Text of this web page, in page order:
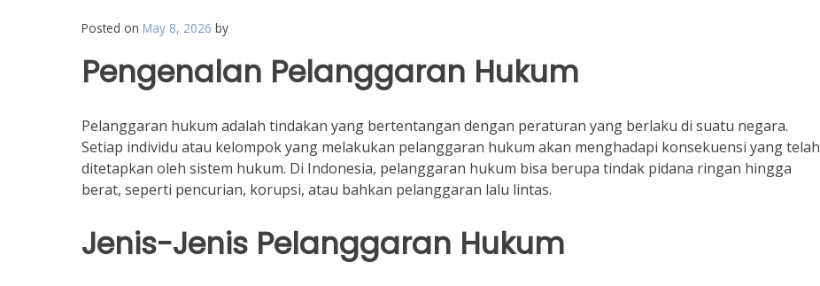
Posted on May 8, 2026 by
Pengenalan Pelanggaran Hukum
Pelanggaran hukum adalah tindakan yang bertentangan dengan peraturan yang berlaku di suatu negara.
Setiap individu atau kelompok yang melakukan pelanggaran hukum akan menghadapi konsekuensi yang telah
ditetapkan oleh sistem hukum. Di Indonesia, pelanggaran hukum bisa berupa tindak pidana ringan hingga
berat, seperti pencurian, korupsi, atau bahkan pelanggaran lalu lintas.
Jenis-Jenis Pelanggaran Hukum